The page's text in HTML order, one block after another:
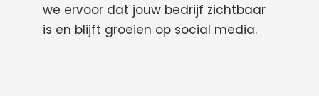
we ervoor dat jouw bedrijf zichtbaar
is en blijft groeien op social media.